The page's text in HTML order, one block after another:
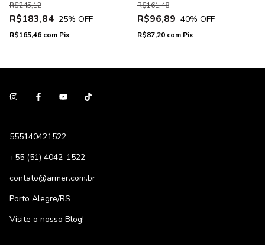
R$183,84
R$245,12
25% OFF
R$165,46 com Pix
R$96,89
R$161,48
40% OFF
R$87,20 com Pix
555140421522
+55 (51) 4042-1522
contato@armer.com.br
Porto Alegre/RS
Visite o nosso Blog!